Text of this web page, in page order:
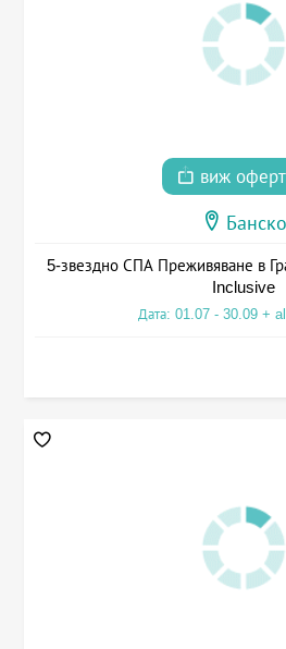
виж
Банско
5-звездно СПА Преживяване в
Inclusive
Дата: 01.07 - 30.09 +